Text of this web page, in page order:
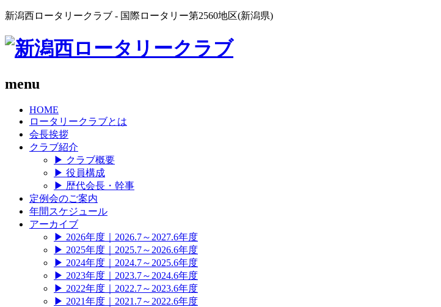
新潟西ロータリークラブ - 国際ロータリー第2560地区(新潟県)
menu
HOME
ロータリークラブとは
会長挨拶
クラブ紹介
▶ クラブ概要
▶ 役員構成
▶ 歴代会長・幹事
定例会のご案内
年間スケジュール
アーカイブ
▶ 2026年度｜2026.7～2027.6年度
▶ 2025年度｜2025.7～2026.6年度
▶ 2024年度｜2024.7～2025.6年度
▶ 2023年度｜2023.7～2024.6年度
▶ 2022年度｜2022.7～2023.6年度
▶ 2021年度｜2021.7～2022.6年度